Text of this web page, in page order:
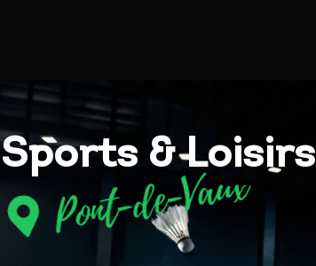
Sports & Loisirs
 Pont-de-Vaux